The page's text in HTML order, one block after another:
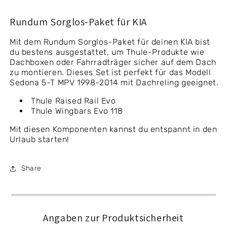
Rundum Sorglos-Paket für KIA
Mit dem Rundum Sorglos-Paket für deinen KIA bist
du bestens ausgestattet, um Thule-Produkte wie
Dachboxen oder Fahrradträger sicher auf dem Dach
zu montieren. Dieses Set ist perfekt für das Modell
Sedona 5-T MPV 1998-2014 mit Dachreling geeignet.
Thule Raised Rail Evo
Thule Wingbars Evo 118
Mit diesen Komponenten kannst du entspannt in den
Urlaub starten!
Share
Angaben zur Produktsicherheit